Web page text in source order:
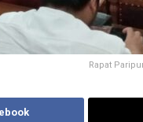
Rapat